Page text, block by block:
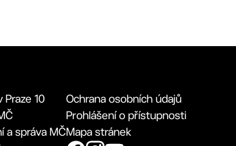
Praze 10
a správa MČ
Ochrana osobních údajů
Prohlášení o přístupnosti
Mapa stránek